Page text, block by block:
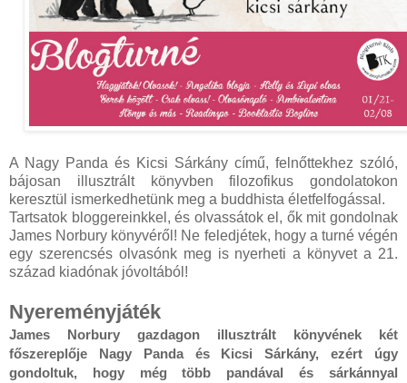
A Nagy ​Panda és Kicsi Sárkány című, felnőttekhez szóló,
bájosan illusztrált könyvben filozofikus gondolatokon
keresztül ismerkedhetünk meg a buddhista életfelfogással.
Tartsatok bloggereinkkel, és olvassátok el, ők mit gondolnak
James Norbury könyvéről! Ne feledjétek, hogy a turné végén
egy szerencsés olvasónk meg is nyerheti a könyvet a 21.
század kiadónak jóvoltából!
Nyereményjáték
James Norbury gazdagon illusztrált könyvének két
főszereplője Nagy ​Panda és Kicsi Sárkány, ezért úgy
gondoltuk, hogy még több pandával és sárkánnyal